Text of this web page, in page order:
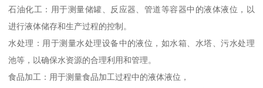
石油化工：用于测量储罐、反应器、管道等容器中的液体液位，以
进行液体储存和生产过程的控制。
水处理：用于测量水处理设备中的液位，如水箱、水塔、污水处理
池等，以确保水资源的合理利用和管理。
食品加工：用于测量食品加工过程中的液体液位，